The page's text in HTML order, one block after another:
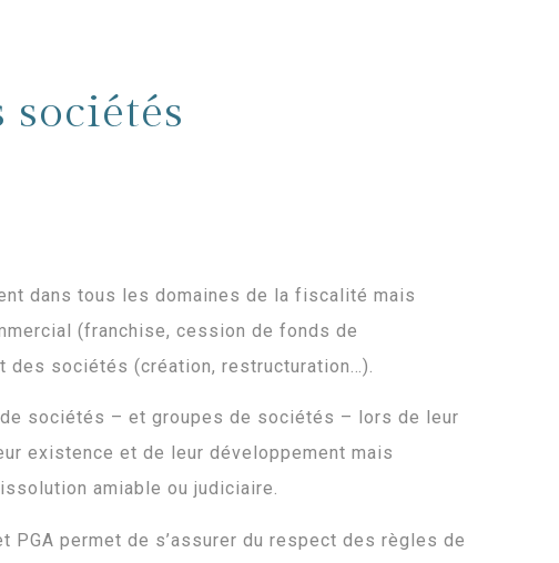
dans tous les domaines de la fiscalité mais
(franchise, cession de fonds de
des sociétés (création, restructuration…).
sociétés – et groupes de sociétés – lors de leur
existence et de leur développement mais
amiable ou judiciaire.
PGA permet de s’assurer du respect des règles de